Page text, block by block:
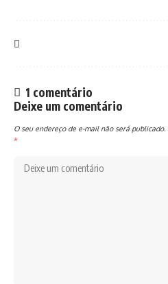
1 comentário
Deixe um comentário
O seu endereço de e-mail não será publicado.
*